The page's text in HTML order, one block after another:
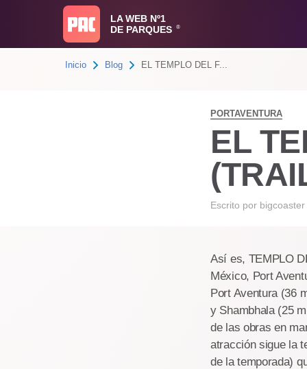
LA WEB Nº1
DE PARQUES
®
Inicio Blog EL TEMPLO DEL F...
PORTAVENTURA
EL
Escrito por bigcoaster
Así es, TEMPLO
México, Port
Port Aventura (36
y Shambhala (25
de las obras en
atracción sigue la
de la temporada)